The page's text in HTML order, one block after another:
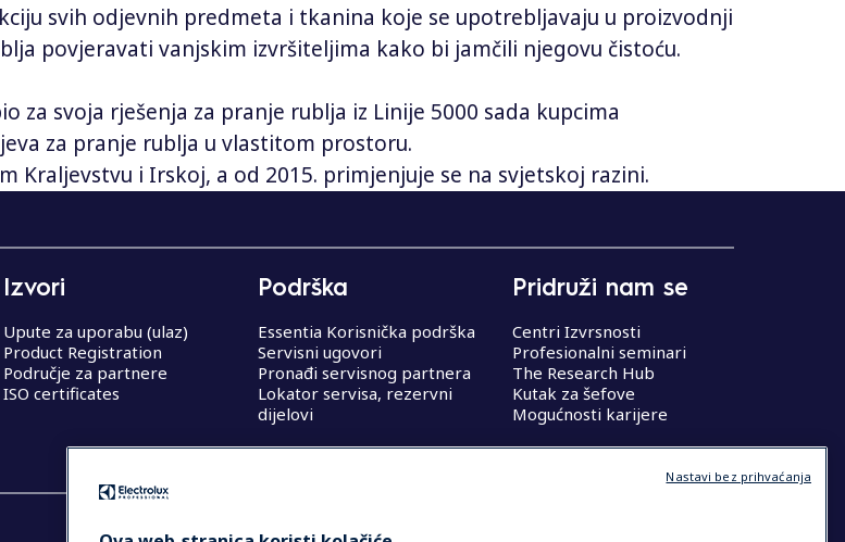
svih odjevnih predmeta i tkanina koje se upotrebljavaju u proizvodnji
povjeravati vanjskim izvršiteljima kako bi jamčili njegovu čistoću.
za svoja rješenja za pranje rublja iz Linije 5000 sada kupcima
za pranje rublja u vlastitom prostoru.
Kraljevstvu i Irskoj, a od 2015. primjenjuje se na svjetskoj razini.
Izvori
Upute za uporabu (ulaz)
Product Registration
Područje za partnere
ISO certificates
Podrška
Essentia Korisnička podrška
Servisni ugovori
Pronađi servisnog partnera
Lokator servisa, rezervni
dijelovi
Pridruži nam se
Centri Izvrsnosti
Profesionalni seminari
The Research Hub
Kutak za šefove
Mogućnosti karijere
Nastavi bez prihvaćanja